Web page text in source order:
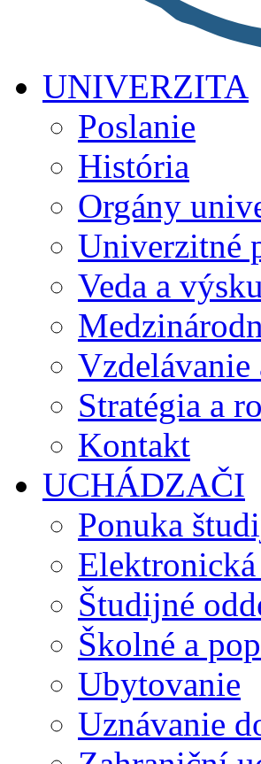
UNIVERZITA
Poslanie
História
Orgány
Univerzitné
Veda a
Stratégia a
Kontakt
UCHÁDZAČI
Ponuka
Študijné
Školné a
Ubytovanie
Uznávanie